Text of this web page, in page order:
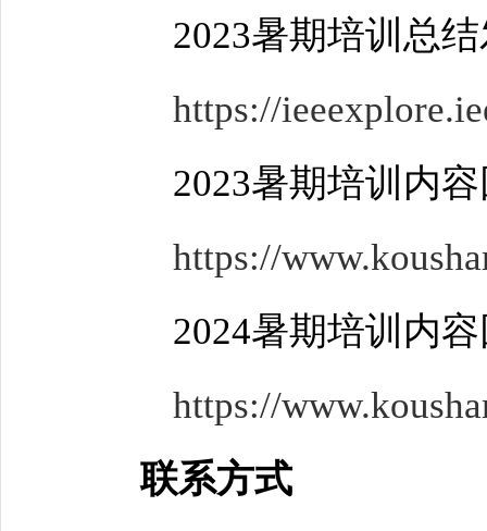
2023暑期培训总
https://
2023暑期培训内
https://
2024暑期培训内
https://
联系方式